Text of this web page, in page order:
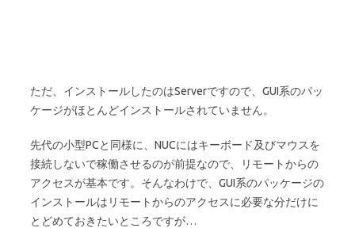
ただ、インストールしたのはServerですので、GUI系のパッ
ケージがほとんどインストールされていません。
先代の小型PCと同様に、NUCにはキーボード及びマウスを
接続しないで稼働させるのが前提なので、リモートからの
アクセスが基本です。そんなわけで、GUI系のパッケージの
インストールはリモートからのアクセスに必要な分だけに
とどめておきたいところですが…